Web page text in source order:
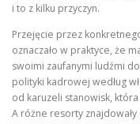
i to z kilku przyczyn.
Przejęcie przez
oznaczało w praktyce, że
swoimi zaufanymi ludźmi
polityki kadrowej według
od karuzeli stanowisk,
A różne resorty